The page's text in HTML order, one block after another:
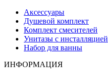
Аксессуары
Душевой комплект
Комплект смесителей
Унитазы с инсталляцией
Набор для ванны
ИНФОРМАЦИЯ